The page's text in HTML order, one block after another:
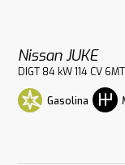
Nissan JUKE
DIGT 84 kW 114 CV
Gasolina